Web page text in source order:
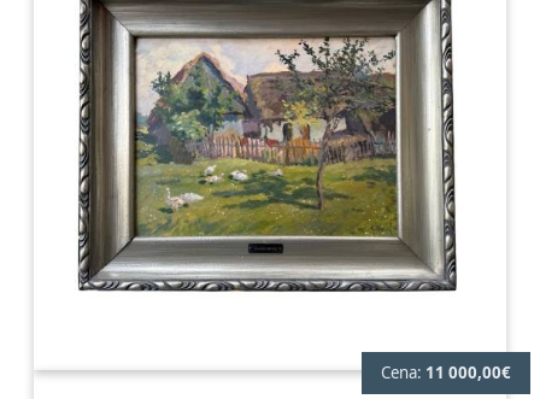
Cena: 11 000,00€